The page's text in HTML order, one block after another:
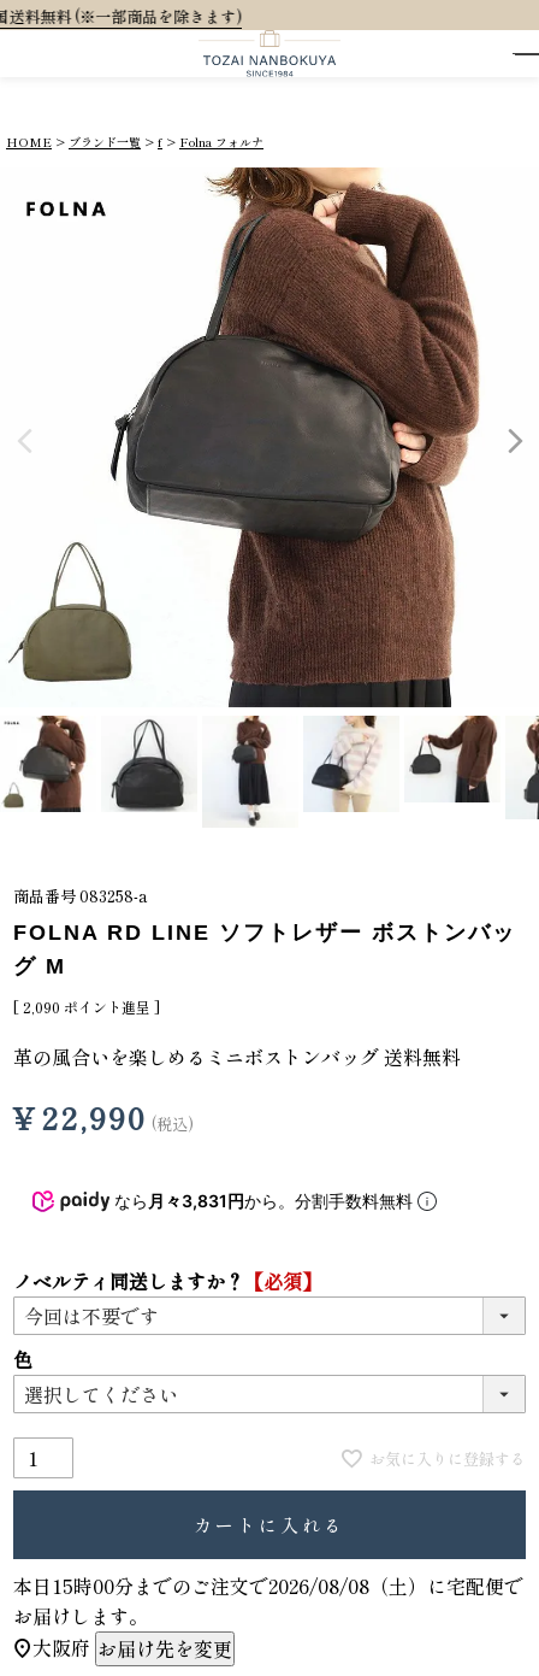
HOME ブランド一覧 f Folna フォルナ
商品番号083258-a
FOLNA RD LINE ソフトレザー ボストンバッ
グ M
[ 2,090 ポイント進呈 ]
革の風合いを楽しめるミニボストンバッグ 送料無料
¥22,990 税込
なら 月々3,831円から。分割手数料無料
ノベルティ同送しますか？ 【必須】
色
お気に入りに登録する
カートに入れる
本日 15時00分までのご注文で2026/08/08（土） に宅配便で
お届けします。
大阪府 お届け先を変更